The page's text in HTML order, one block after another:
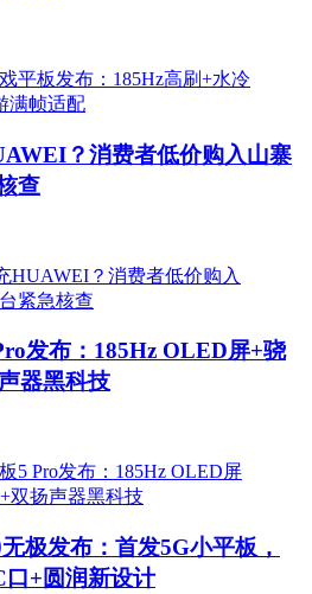
？消费者低价购入山寨
查
发布：185Hz OLED屏+骁
器黑科技
极发布：首发5G小平板，
+圆润新设计